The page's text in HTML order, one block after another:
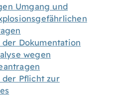
Umgang und
Dokumentation
wegen
Pflicht zur